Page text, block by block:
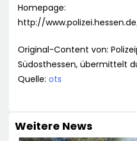
Homepage:
http://
Original-Content von:
Südosthessen, übermittelt
Quelle: ots
Weitere News